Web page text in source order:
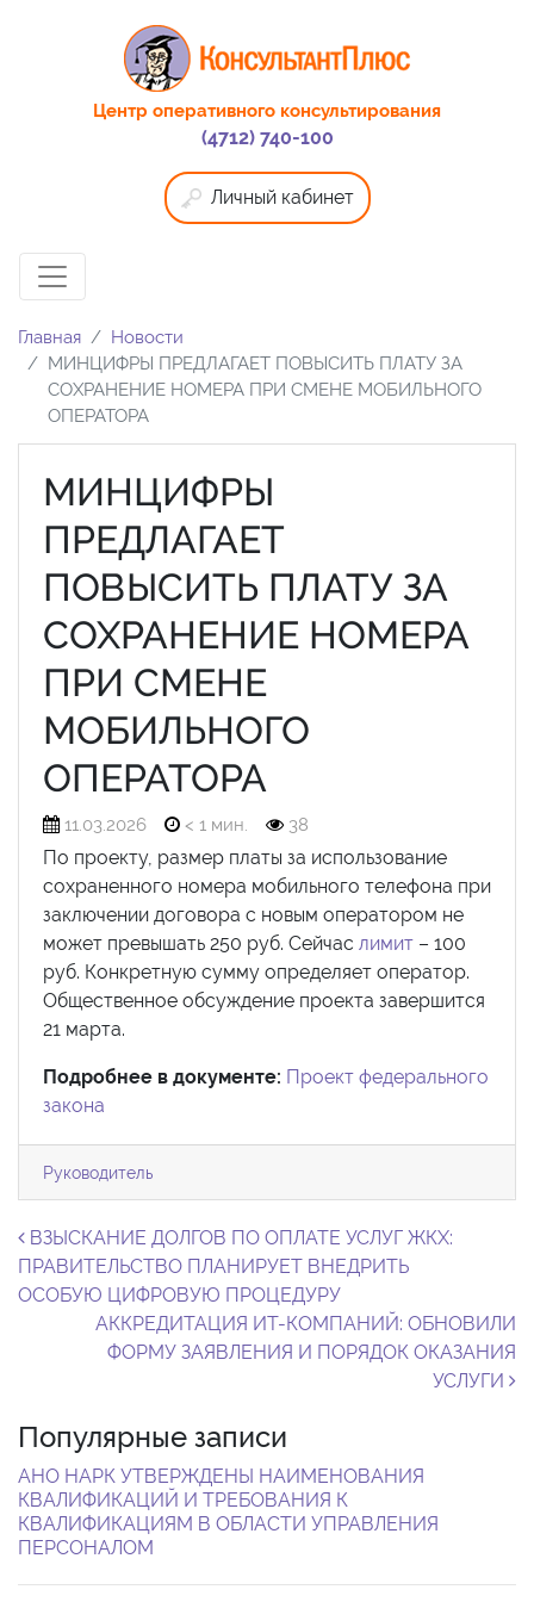
Центр оперативного консультирования
(4712) 740-100
Личный кабинет
Главная
Новости
МИНЦИФРЫ ПРЕДЛАГАЕТ ПОВЫСИТЬ ПЛАТУ ЗА
СОХРАНЕНИЕ НОМЕРА ПРИ СМЕНЕ МОБИЛЬНОГО
ОПЕРАТОРА
МИНЦИФРЫ
ПРЕДЛАГАЕТ
ПОВЫСИТЬ ПЛАТУ ЗА
СОХРАНЕНИЕ НОМЕРА
ПРИ СМЕНЕ
МОБИЛЬНОГО
ОПЕРАТОРА
11.03.2026 < 1 мин. 38
По проекту, размер платы за использование
сохраненного номера мобильного телефона при
заключении договора с новым оператором не
может превышать 250 руб. Сейчас лимит – 100
руб. Конкретную сумму определяет оператор.
Общественное обсуждение проекта завершится
21 марта.
Подробнее в документе: Проект федерального
закона
Руководитель
Навигация по записям
ВЗЫСКАНИЕ ДОЛГОВ ПО ОПЛАТЕ УСЛУГ ЖКХ:
ПРАВИТЕЛЬСТВО ПЛАНИРУЕТ ВНЕДРИТЬ
ОСОБУЮ ЦИФРОВУЮ ПРОЦЕДУРУ
АККРЕДИТАЦИЯ ИТ-КОМПАНИЙ: ОБНОВИЛИ
ФОРМУ ЗАЯВЛЕНИЯ И ПОРЯДОК ОКАЗАНИЯ
УСЛУГИ
Популярные записи
АНО НАРК УТВЕРЖДЕНЫ НАИМЕНОВАНИЯ
КВАЛИФИКАЦИЙ И ТРЕБОВАНИЯ К
КВАЛИФИКАЦИЯМ В ОБЛАСТИ УПРАВЛЕНИЯ
ПЕРСОНАЛОМ